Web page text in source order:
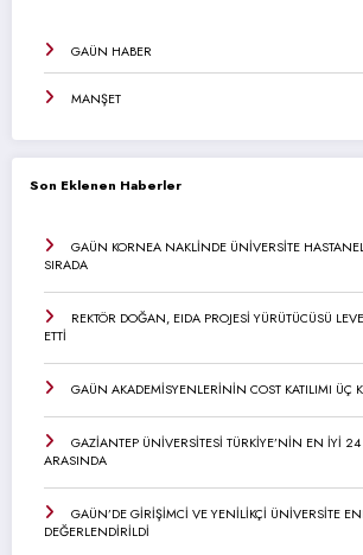
GAÜN HABER
MANŞET
Son Eklenen Haberler
GAÜN KORNEA NAKLİNDE ÜNİVERSİTE
SIRADA
REKTÖR DOĞAN, EIDA PROJESİ YÜRÜTÜCÜSÜ
ETTİ
GAÜN AKADEMİSYENLERİNİN COST KATILIMI ÜÇ
GAZİANTEP ÜNİVERSİTESİ TÜRKİYE’NİN EN İYİ
ARASINDA
GAÜN’DE GİRİŞİMCİ VE YENİLİKÇİ ÜNİVERSİTE
DEĞERLENDİRİLDİ